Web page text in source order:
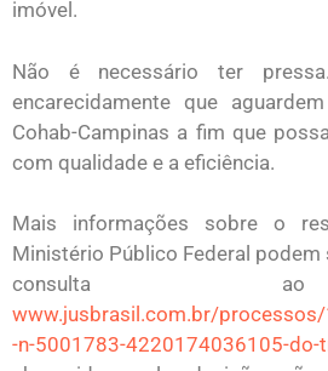
imóvel.
Não é necessário ter
encarecidamente que
Cohab-Campinas a fim que
com qualidade e a eficiência.
Mais informações sobre o
Ministério Público Federal
consulta
www.jusbrasil.com.br/
-n-5001783-4220174036105-do-